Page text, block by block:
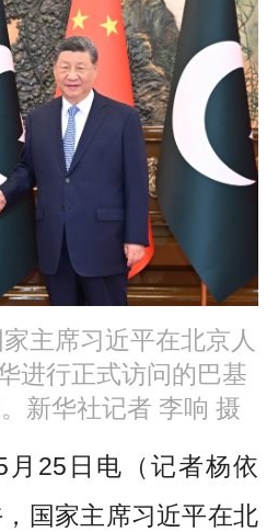
主席习近平在北京人
进行正式访问的巴基
新华社记者 李响 摄
月25日电（记者杨依
国家主席习近平在北